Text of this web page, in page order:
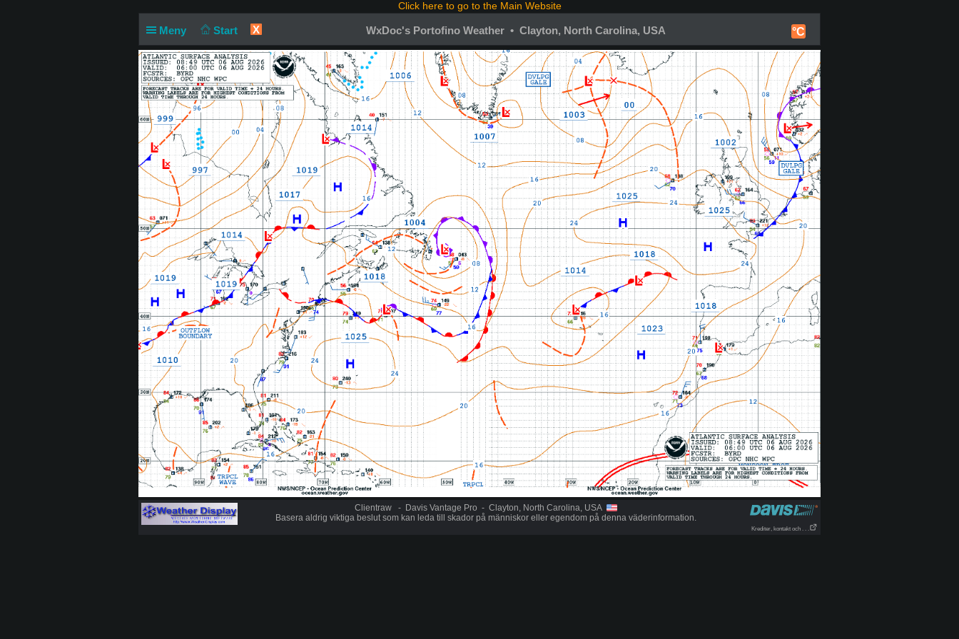
Click here to go to the Main Website
Meny Start X °C
WxDoc's Portofino Weather • Clayton, North Carolina, USA
Clientraw - Davis Vantage Pro - Clayton, North Carolina, USA
Basera aldrig viktiga beslut som kan leda till skador på människor eller egendom på denna väderinformation.
Krediter, kontakt och . . .